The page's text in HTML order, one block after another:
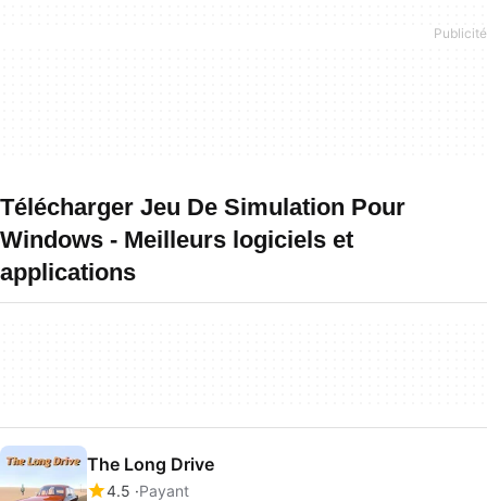
Télécharger Jeu De Simulation Pour
Windows - Meilleurs logiciels et
applications
The Long Drive
4.5 Payant